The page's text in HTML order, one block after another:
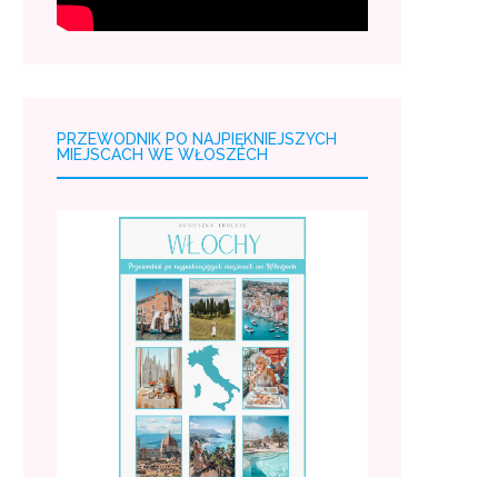
PRZEWODNIK PO NAJPIĘKNIEJSZYCH
MIEJSCACH WE WŁOSZECH